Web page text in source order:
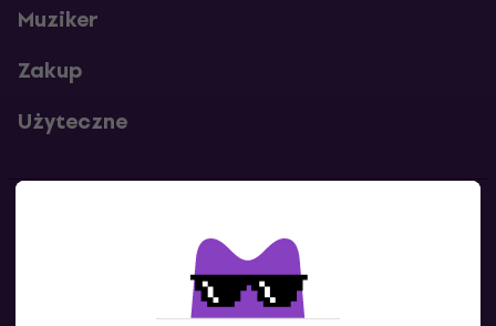
Muziker
Zakup
Użyteczne
Skontaktuj się z nami